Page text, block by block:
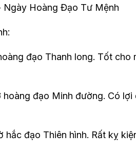
Hoàng Đạo Tư Mệnh
đạo Thanh long. Tốt
hoàng đạo Minh đường. Có
hắc đạo Thiên hình. Rất kỵ